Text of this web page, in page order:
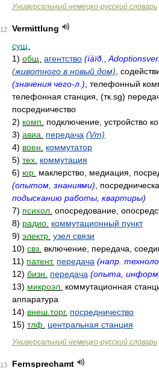
Универсальный немецко-русский словарь
12
Vermittlung
сущ.
1) общ. агентство (íàïð.,
(животного в новый дом) ,
(значения чего-л.) , телефонный
телефонная станция, (тк.sg)
посредничество
2) комп.
подключение, устройство
3) авиа. передача (Vm)
4) воен.
коммутатор
5) тех. коммутация
6) юр. маклерство, медиация,
(опытом, знаниями) ,
подысканию работы, квартиры)
7) психол. опосредование,
8) радио. коммутационный пункт
9) электр. узел связи
10) свз. включение, передача,
11) патент. передача (напр.
12) бизн. передача (опыта,
13) микроэл. коммутационная
аппаратура
14) внеш.торг. посредничество
15) тлф. центральная станция
Универсальный немецко-русский словарь
13
Fernsprechamt